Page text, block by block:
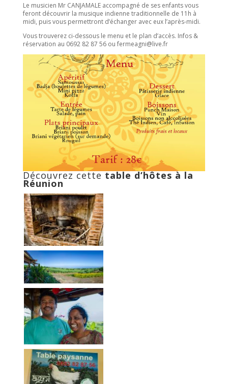
Le musicien Mr CANJAMALE accompagné de ses enfants vous
feront découvrir la musique indienne traditionnelle de 11h à
midi, puis vous permettront d’échanger avec eux l’après-midi.
Vous trouverez ci-dessous le menu et le plan d’accès. Infos &
réservation au 0692 82 87 56 ou fermeagni@live.fr
Découvrez cettetable d’hôtes à la
Réunion